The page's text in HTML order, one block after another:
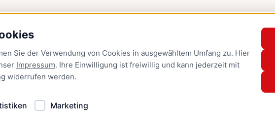
Sie der Verwendung von Cookies in ausgewähltem Umfang zu. Hier
Impressum. Ihre Einwilligung ist freiwillig und kann jederzeit mit
widerrufen werden.
Marketing